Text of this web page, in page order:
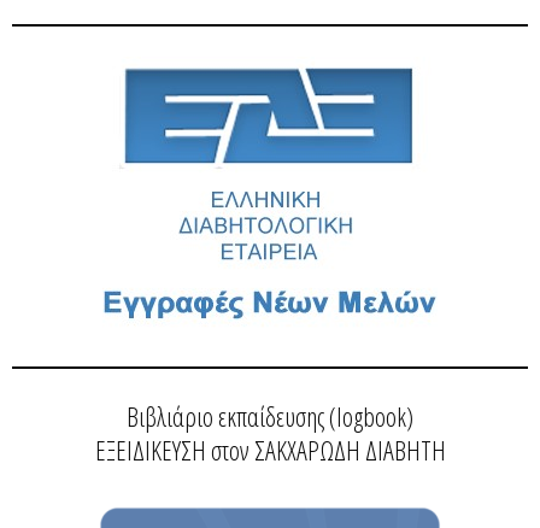
Βιβλιάριο εκπαίδευσης (logbook)
ΕΞΕΙΔΙΚΕΥΣΗ στον ΣΑΚΧΑΡΩΔΗ ΔΙΑΒΗΤΗ